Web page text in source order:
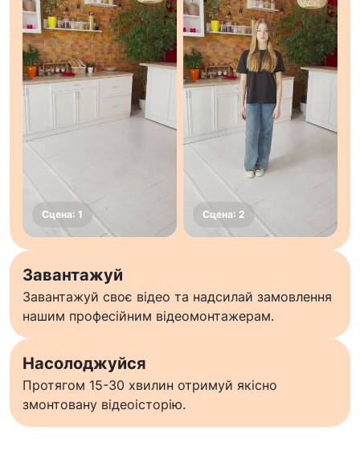
Завантажуй
Завантажуй своє відео та надсилай замовлення
нашим професійним відеомонтажерам.
Насолоджуйся
Протягом 15-30 хвилин отримуй якісно
змонтовану відеоісторію.